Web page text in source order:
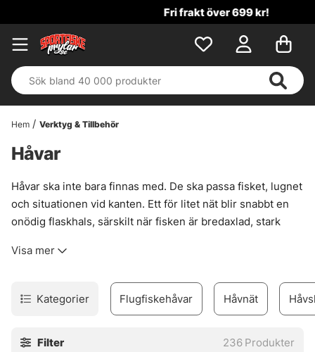
Fri frakt över 699 kr!
Hem Verktyg & Tillbehör
Håvar
Håvar ska inte bara finnas med. De ska passa fisket, lugnet
och situationen vid kanten. Ett för litet nät blir snabbt en
onödig flaskhals, särskilt när fisken är bredaxlad, stark
irriterande rusning. Därför lönar det sig att välja håv efter
ombord.
Här finns håvar för många typer av fiske, från smidiga
alternativ när kontrollen vid landningen måste sitta direkt.
Visa mer
Kategorier Flugfiskehåvar Håvnät
Filter 236 Produkter